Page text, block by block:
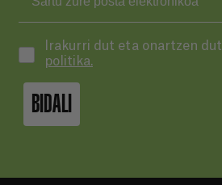
Irakurri dut eta onartzen dut
politika.
BIDALI